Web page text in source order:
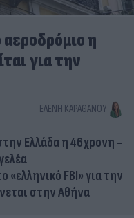
η
για την
ΕΛΈΝΗ ΚΑΡΑΘΆΝΟΥ
Ελλάδα η 46χρονη -
«ελληνικό FBI» για την
στην Αθήνα